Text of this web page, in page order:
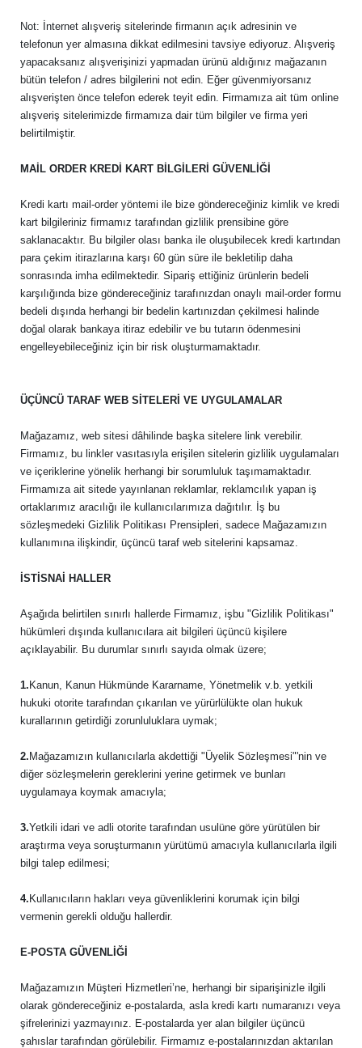
Not: İnternet alışveriş sitelerinde firmanın açık adresinin ve
telefonun yer almasına dikkat edilmesini tavsiye ediyoruz. Alışveriş
yapacaksanız alışverişinizi yapmadan ürünü aldığınız mağazanın
bütün telefon / adres bilgilerini not edin. Eğer güvenmiyorsanız
alışverişten önce telefon ederek teyit edin. Firmamıza ait tüm online
alışveriş sitelerimizde firmamıza dair tüm bilgiler ve firma yeri
belirtilmiştir.
MAİL ORDER KREDİ KART BİLGİLERİ GÜVENLİĞİ
Kredi kartı mail-order yöntemi ile bize göndereceğiniz kimlik ve kredi
kart bilgileriniz firmamız tarafından gizlilik prensibine göre
saklanacaktır. Bu bilgiler olası banka ile oluşubilecek kredi kartından
para çekim itirazlarına karşı 60 gün süre ile bekletilip daha
sonrasında imha edilmektedir. Sipariş ettiğiniz ürünlerin bedeli
karşılığında bize göndereceğiniz tarafınızdan onaylı mail-order formu
bedeli dışında herhangi bir bedelin kartınızdan çekilmesi halinde
doğal olarak bankaya itiraz edebilir ve bu tutarın ödenmesini
engelleyebileceğiniz için bir risk oluşturmamaktadır.
ÜÇÜNCÜ TARAF WEB SİTELERİ VE UYGULAMALAR
Mağazamız, web sitesi dâhilinde başka sitelere link verebilir.
Firmamız, bu linkler vasıtasıyla erişilen sitelerin gizlilik uygulamaları
ve içeriklerine yönelik herhangi bir sorumluluk taşımamaktadır.
Firmamıza ait sitede yayınlanan reklamlar, reklamcılık yapan iş
ortaklarımız aracılığı ile kullanıcılarımıza dağıtılır. İş bu
sözleşmedeki Gizlilik Politikası Prensipleri, sadece Mağazamızın
kullanımına ilişkindir, üçüncü taraf web sitelerini kapsamaz.
İSTİSNAİ HALLER
Aşağıda belirtilen sınırlı hallerde Firmamız, işbu "Gizlilik Politikası"
hükümleri dışında kullanıcılara ait bilgileri üçüncü kişilere
açıklayabilir. Bu durumlar sınırlı sayıda olmak üzere;
1. Kanun, Kanun Hükmünde Kararname, Yönetmelik v.b. yetkili
hukuki otorite tarafından çıkarılan ve yürürlülükte olan hukuk
kurallarının getirdiği zorunluluklara uymak;
2. Mağazamızın kullanıcılarla akdettiği "Üyelik Sözleşmesi"'nin ve
diğer sözleşmelerin gereklerini yerine getirmek ve bunları
uygulamaya koymak amacıyla;
3.Yetkili idari ve adli otorite tarafından usulüne göre yürütülen bir
araştırma veya soruşturmanın yürütümü amacıyla kullanıcılarla ilgili
bilgi talep edilmesi;
4. Kullanıcıların hakları veya güvenliklerini korumak için bilgi
vermenin gerekli olduğu hallerdir.
E-POSTA GÜVENLİĞİ
Mağazamızın Müşteri Hizmetleri’ne, herhangi bir siparişinizle ilgili
olarak göndereceğiniz e-postalarda, asla kredi kartı numaranızı veya
şifrelerinizi yazmayınız. E-postalarda yer alan bilgiler üçüncü
şahıslar tarafından görülebilir. Firmamız e-postalarınızdan aktarılan